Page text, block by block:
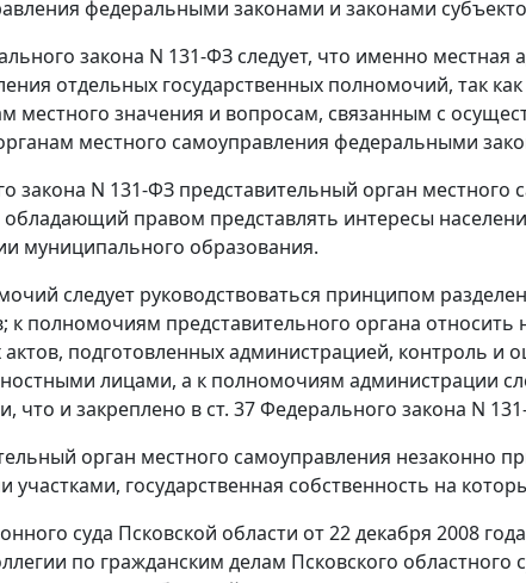
федеральными законами и законами
закона N 131-ФЗ следует, что именно местная
отдельных государственных полномочий, так
местного значения и вопросам, связанным с
местного самоуправления федеральными
закона N 131-ФЗ представительный орган
обладающий правом представлять интересы
муниципального образования.
следует руководствоваться принципом
к полномочиям представительного органа
подготовленных администрацией, контроль и
лицами, а к полномочиям администрации
что и закреплено в ст. 37Федерального закона N
орган местного самоуправления незаконно
государственная собственность на
суда Псковской области от 22 декабря 2008
по гражданским делам Псковского областного